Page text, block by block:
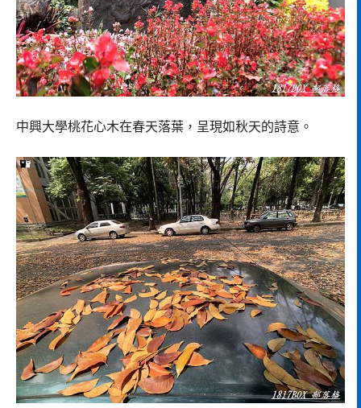
中興大學桃花心木在春天落葉，呈現如秋天的詩意。